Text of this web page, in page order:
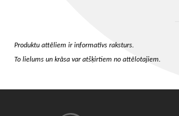
Produktu attēliem ir informatīvs raksturs.
To lielums un krāsa var atšķirtiem no attēlotajiem.